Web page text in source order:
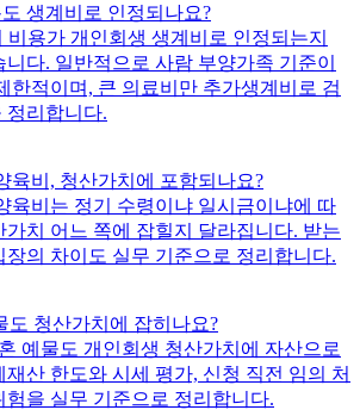
생계비로 인정되나요?
비용가 개인회생 생계비로 인정되는지
다. 일반적으로 사람 부양가족 기준이
한적이며, 큰 의료비만 추가생계비로 검
정리합니다.
육비, 청산가치에 포함되나요?
육비는 정기 수령이냐 일시금이냐에 따
가치 어느 쪽에 잡힐지 달라집니다. 받는
장의 차이도 실무 기준으로 정리합니다.
도 청산가치에 잡히나요?
예물도 개인회생 청산가치에 자산으로
재산 한도와 시세 평가, 신청 직전 임의 처
험을 실무 기준으로 정리합니다.